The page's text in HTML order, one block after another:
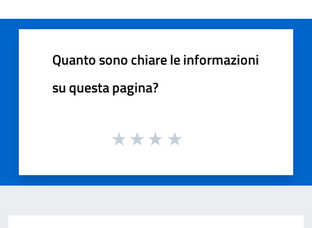
Quanto sono chiare le informazioni
su questa pagina?